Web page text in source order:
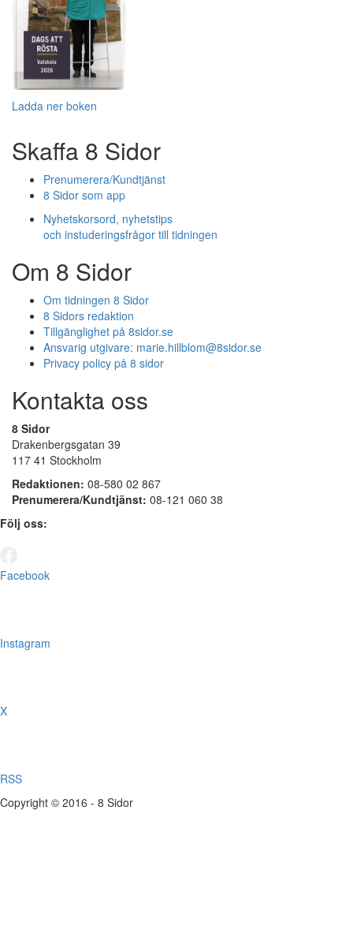
Ladda ner boken
Skaffa 8 Sidor
Prenumerera/Kundtjänst
8 Sidor som app
Nyhetskorsord, nyhetstips
och instuderingsfrågor till tidningen
Om 8 Sidor
Om tidningen 8 Sidor
8 Sidors redaktion
Tillgänglighet på 8sidor.se
Ansvarig utgivare: marie.hillblom@8sidor.se
Privacy policy på 8 sidor
Kontakta oss
8 Sidor
Drakenbergsgatan 39
117 41 Stockholm
Redaktionen: 08-580 02 867
Prenumerera/Kundtjänst: 08-121 060 38
Följ oss:
Facebook
Instagram
X
RSS
Copyright © 2016 - 8 Sidor